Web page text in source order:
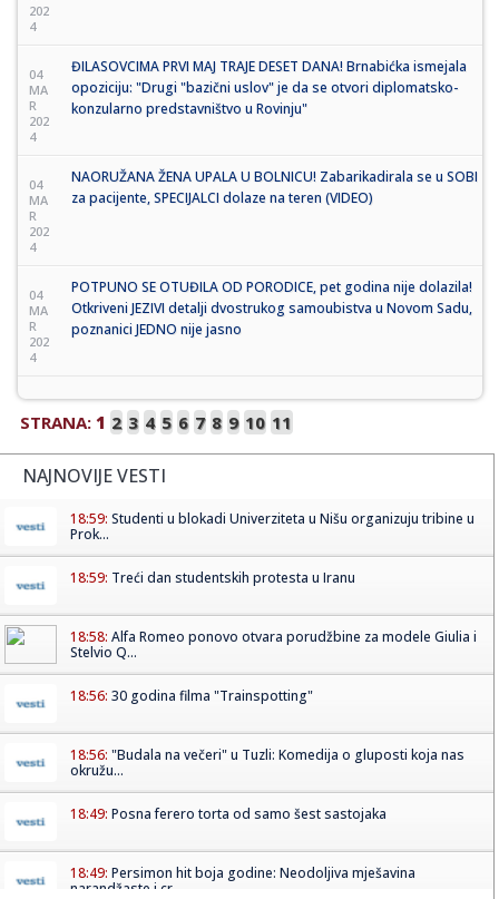
202
4
04
MA
R
202
4
ĐILASOVCIMA PRVI MAJ TRAJE DESET DANA! Brnabićka ismejala
opoziciju: "Drugi "bazični uslov" je da se otvori diplomatsko-
konzularno predstavništvo u Rovinju"
04
MA
R
202
4
NAORUŽANA ŽENA UPALA U BOLNICU! Zabarikadirala se u SOBI
za pacijente, SPECIJALCI dolaze na teren (VIDEO)
04
MA
R
202
4
POTPUNO SE OTUĐILA OD PORODICE, pet godina nije dolazila!
Otkriveni JEZIVI detalji dvostrukog samoubistva u Novom Sadu,
poznanici JEDNO nije jasno
STRANA: 1 2 3 4 5 6 7 8 9 10 11
NAJNOVIJE VESTI
18:59: Studenti u blokadi Univerziteta u Nišu organizuju tribine u
Prok...
18:59: Treći dan studentskih protesta u Iranu
18:58: Alfa Romeo ponovo otvara porudžbine za modele Giulia i
Stelvio Q...
18:56: 30 godina filma "Trainspotting"
18:56: "Budala na večeri" u Tuzli: Komedija o gluposti koja nas
okružu...
18:49: Posna ferero torta od samo šest sastojaka
18:49: Persimon hit boja godine: Neodoljiva mješavina
narandžaste i cr...